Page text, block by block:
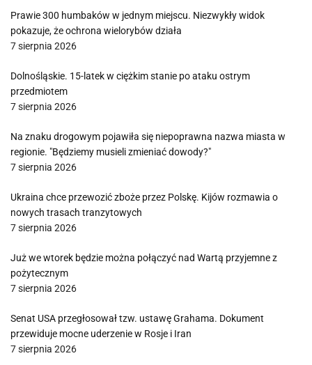
Prawie 300 humbaków w jednym miejscu. Niezwykły widok
pokazuje, że ochrona wielorybów działa
7 sierpnia 2026
Dolnośląskie. 15-latek w ciężkim stanie po ataku ostrym
przedmiotem
7 sierpnia 2026
Na znaku drogowym pojawiła się niepoprawna nazwa miasta w
regionie. "Będziemy musieli zmieniać dowody?"
7 sierpnia 2026
Ukraina chce przewozić zboże przez Polskę. Kijów rozmawia o
nowych trasach tranzytowych
7 sierpnia 2026
Już we wtorek będzie można połączyć nad Wartą przyjemne z
pożytecznym
7 sierpnia 2026
Senat USA przegłosował tzw. ustawę Grahama. Dokument
przewiduje mocne uderzenie w Rosje i Iran
7 sierpnia 2026